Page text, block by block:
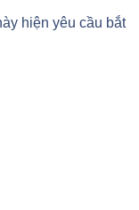
hiện yêu cầu bắt